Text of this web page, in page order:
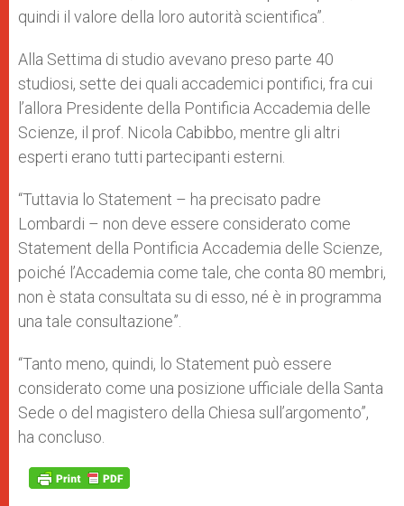
quindi il valore della loro autorità scientifica”.
Alla Settima di studio avevano preso parte 40
studiosi, sette dei quali accademici pontifici, fra cui
l’allora Presidente della Pontificia Accademia delle
Scienze, il prof. Nicola Cabibbo, mentre gli altri
esperti erano tutti partecipanti esterni.
“Tuttavia lo Statement – ha precisato padre
Lombardi – non deve essere considerato come
Statement della Pontificia Accademia delle Scienze,
poiché l’Accademia come tale, che conta 80 membri,
non è stata consultata su di esso, né è in programma
una tale consultazione”.
“Tanto meno, quindi, lo Statement può essere
considerato come una posizione ufficiale della Santa
Sede o del magistero della Chiesa sull’argomento”,
ha concluso.